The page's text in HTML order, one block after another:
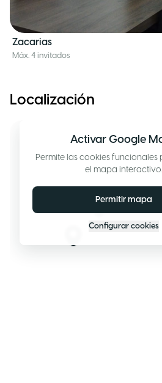
Zacarias
Máx. 4 invitados
Localización
Activar Google
Permite las cookies funcionales
el mapa interactivo.
Permitir mapa
Configurar cookies